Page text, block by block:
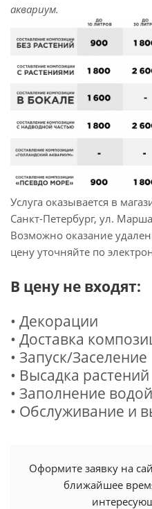
аквариум.
Услуга оказывается в
Санкт-Петербург, ул.
Возможно оказание
цену уточняйте по
В цену не входят:
• Декорации
• Доставка
• Запуск/Заселение
• Высадка растений
• Заполнение водой
• Обслуживание и
Оформите заявку на
ближайшее